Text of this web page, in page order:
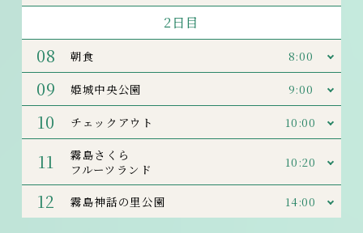
2日目
08 朝食 8:00
09 姫城中央公園 9:00
10 チェックアウト 10:00
11
霧島さくら
フルーツランド
10:20
12 霧島神話の里公園 14:00